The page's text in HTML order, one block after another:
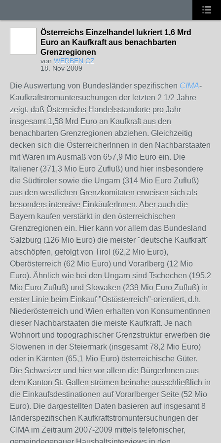
Österreichs Einzelhandel lukriert 1,6 Mrd
Euro an Kaufkraft aus benachbarten
Grenzregionen
von WERBEN.CZ
18. Nov 2009
Die Auswertung von Bundesländer spezifischen CIMA-
Kaufkraftstromuntersuchungen der letzten 2 1/2 Jahre
zeigt, daß Österreichs Handelsstandorte pro Jahr
insgesamt 1,58 Mrd Euro an Kaufkraft aus den
benachbarten Grenzregionen abziehen. Gleichzeitig
decken sich die ÖsterreicherInnen in den Nachbarstaaten
mit Waren im Ausmaß von 657,9 Mio Euro ein. Die
Italiener (371,3 Mio Euro Zufluß) und hier insbesondere
die Südtiroler sowie die Ungarn (314 Mio Euro Zufluß)
aus den westlichen Grenzkomitaten erweisen sich als
besonders intensive EinkäuferInnen. Aber auch die
Bayern kaufen verstärkt in den österreichischen
Grenzregionen ein. Hier kann vor allem das Bundesland
Salzburg (126 Mio Euro) die meister "deutsche Kaufkraft"
abschöpfen, gefolgt von Tirol (62,2 Mio Euro),
Oberösterreich (62 Mio Euro) und Vorarlberg (12 Mio
Euro). Ähnlich wie bei den Ungarn sind Tschechen (195,2
Mio Euro Zufluß) und Slowaken (239 Mio Euro Zufluß) in
erster Linie beim Einkauf "Ostösterreich"-orientiert, d.h.
Niederösterreich und Wien erhalten von KonsumentInnen
dieser Nachbarstaaten die meiste Kaufkraft. Je nach
Wohnort und topographischer Grenzstruktur erwerben die
Slowenen in der Steiermark (insgesamt 78,2 Mio Euro)
oder in Kärnten (65,1 Mio Euro) österreichische Güter.
Die Schweizer und hier vor allem die BürgerInnen aus
dem Kanton St. Gallen strömen beinahe ausschließlich in
die Einkaufsdestinationen auf Vorarlberger Seite (52 Mio
Euro). Die dargestellten Daten basieren auf insgesamt 8
länderspezifischen Kaufkraftstromuntersuchungen der
CIMA im Zeitraum 2007-2009 mittels telefonischer,